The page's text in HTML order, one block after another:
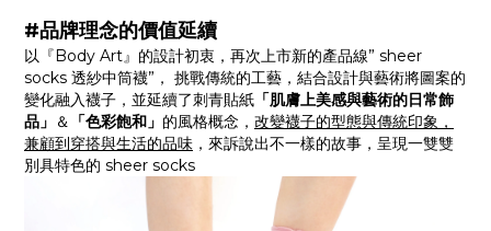
#品牌理念的價值延續
以『Body Art』的設計初衷，再次上市新的產品線” sheer
socks 透紗中筒襪”， 挑戰傳統的工藝，結合設計與藝術將圖案的
變化融入襪子，並延續了刺青貼紙 「肌膚上美感與藝術的日常飾
品」 ＆ 「色彩飽和」 的風格概念， 改變襪子的型態與傳統印象，
兼顧到穿搭與生活的品味 ，來訴說出不一樣的故事，呈現一雙雙
別具特色的 sheer socks